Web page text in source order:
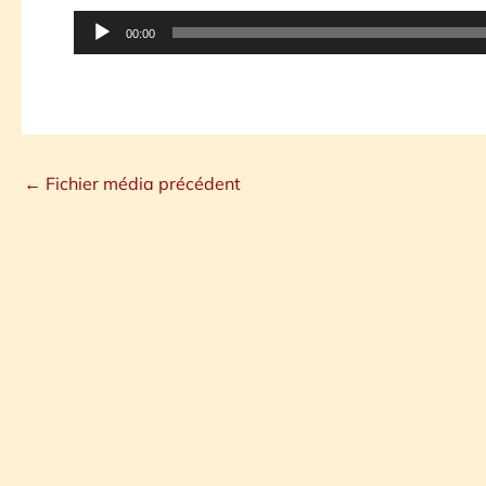
Lecteur
audio
00:00
← Fichier média précédent